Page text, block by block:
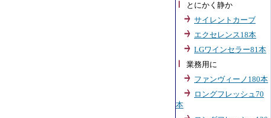
とにかく静か
サイレントカーブ
エクセレンス18本
LGワインセラー81本
業務用に
ファンヴィーノ180本
ロングフレッシュ70
本